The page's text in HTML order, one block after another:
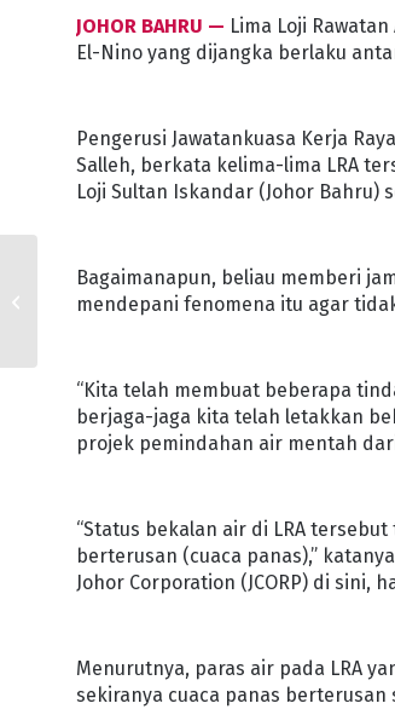
JOHOR BAHRU — Lima Loji
El-Nino yang dijangka berlaku
Pengerusi Jawatankuasa Kerja
Salleh, berkata kelima-lima LRA
Loji Sultan Iskandar (Johor Bahru)
Bagaimanapun, beliau memberi
mendepani fenomena itu agar
“Kita telah membuat beberapa
berjaga-jaga kita telah letakkan
projek pemindahan air mentah
“Status bekalan air di LRA
berterusan (cuaca panas),”
Johor Corporation (JCORP) di sini,
Menurutnya, paras air pada LRA
sekiranya cuaca panas
SISTEM PERKHIDMATAN
BAS, RUANG MENUNGGU